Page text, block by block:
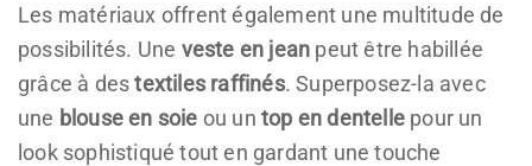
Les matériaux offrent également une multitude de
possibilités. Une veste en jean peut être habillée
grâce à destextiles raffinés. Superposez-la avec
une blouse en soie ou untop en dentelle pour un
look sophistiqué tout en gardant une touche